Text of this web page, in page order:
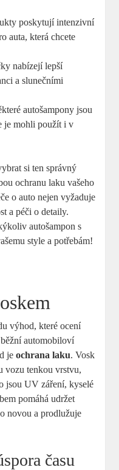
poskytují intenzivní
auta, která chcete
nabízejí lepší
a slunečními
autošampony jsou
je mohli použít i v
si ten správný
ochranu laku vašeho
o auto nejen vyžaduje
a péči o detaily.
autošampon s
style a potřebám!
výhod, které ocení
automobiloví
jeochrana laku. Vosk
vozu tenkou vrstvu,
jsou UV záření, kyselé
pomáhá udržet
novou a prodlužuje
času